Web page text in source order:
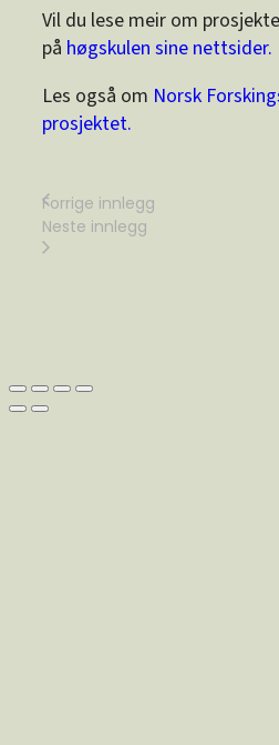
Vil du lese meir om
på høgskulen sine nettsider.
Les også om Norsk
prosjektet.
Forrige innlegg
Neste innlegg